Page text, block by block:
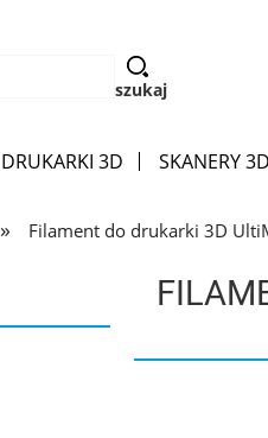
szukaj
DRUKARKI 3D SKANERY 3D
» Filament do drukarki 3D